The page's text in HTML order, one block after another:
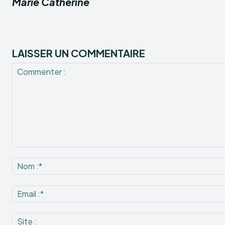
LAISSER UN COMMENTAIRE